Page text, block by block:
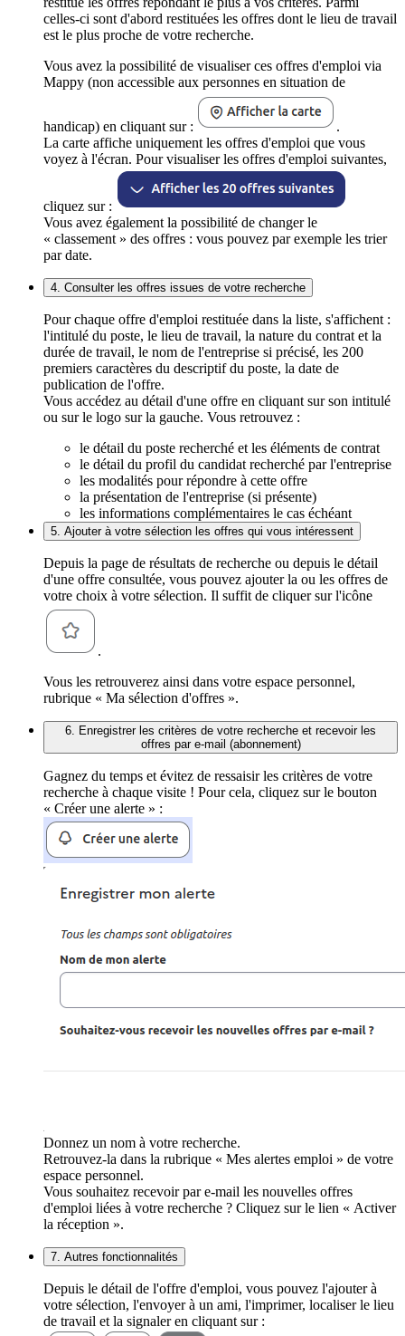
celles-ci sont d'abord restituées les offres dont le lieu de travail
est le plus proche de votre recherche.
Vous avez la possibilité de visualiser ces offres d'emploi via
Mappy (non accessible aux personnes en situation de
handicap) en cliquant sur :
.
La carte affiche uniquement les offres d'emploi que vous
voyez à l'écran. Pour visualiser les offres d'emploi suivantes,
cliquez sur :
Vous avez également la possibilité de changer le
« classement » des offres : vous pouvez par exemple les trier
par date.
4. Consulter les offres issues de votre recherche
Pour chaque offre d'emploi restituée dans la liste, s'affichent :
l'intitulé du poste, le lieu de travail, la nature du contrat et la
durée de travail, le nom de l'entreprise si précisé, les 200
premiers caractères du descriptif du poste, la date de
publication de l'offre.
Vous accédez au détail d'une offre en cliquant sur son intitulé
ou sur le logo sur la gauche. Vous retrouvez :
le détail du poste recherché et les éléments de contrat
le détail du profil du candidat recherché par l'entreprise
les modalités pour répondre à cette offre
la présentation de l'entreprise (si présente)
les informations complémentaires le cas échéant
5. Ajouter à votre sélection les offres qui vous intéressent
Depuis la page de résultats de recherche ou depuis le détail
d'une offre consultée, vous pouvez ajouter la ou les offres de
votre choix à votre sélection. Il suffit de cliquer sur l'icône
.
Vous les retrouverez ainsi dans votre espace personnel,
rubrique « Ma sélection d'offres ».
6. Enregistrer les critères de votre recherche et recevoir les
offres par e-mail (abonnement)
Gagnez du temps et évitez de ressaisir les critères de votre
recherche à chaque visite ! Pour cela, cliquez sur le bouton
« Créer une alerte » :
Donnez un nom à votre recherche.
Retrouvez-la dans la rubrique « Mes alertes emploi » de votre
espace personnel.
Vous souhaitez recevoir par e-mail les nouvelles offres
d'emploi liées à votre recherche ? Cliquez sur le lien « Activer
la réception ».
7. Autres fonctionnalités
Depuis le détail de l'offre d'emploi, vous pouvez l'ajouter à
votre sélection, l'envoyer à un ami, l'imprimer, localiser le lieu
de travail et la signaler en cliquant sur :